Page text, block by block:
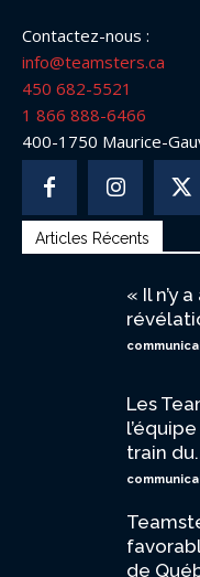
Contactez-nous :
info@teamsters.ca
450 682-5521
1 866 888-6466
400-1750 Maurice-
Articles Récents
« Il n’y
Les
train
de